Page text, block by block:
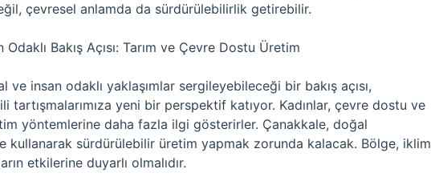
çevresel anlamda da sürdürülebilirlik getirebilir.
Odaklı Bakış Açısı: Tarım ve Çevre Dostu Üretim
ve insan odaklı yaklaşımlar sergileyebileceği bir bakış açısı,
tartışmalarımıza yeni bir perspektif katıyor. Kadınlar, çevre dostu ve
yöntemlerine daha fazla ilgi gösterirler. Çanakkale, doğal
kullanarak sürdürülebilir üretim yapmak zorunda kalacak. Bölge, iklim
etkilerine duyarlı olmalıdır.